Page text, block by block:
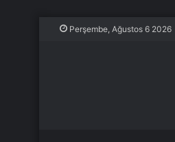
Perşembe, Ağustos 6 2026